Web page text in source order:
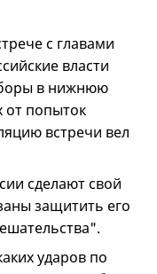
с главами
власти
в нижнюю
от попыток
встречи вел
сделают свой
защитить его
ударов по